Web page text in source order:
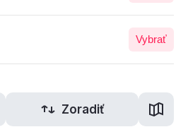
Vybrať
Zoradiť